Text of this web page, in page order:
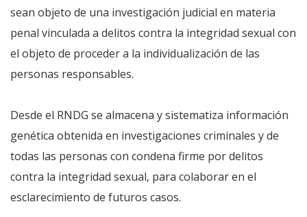
sean objeto de una investigación judicial en materia
penal vinculada a delitos contra la integridad sexual con
el objeto de proceder a la individualización de las
personas responsables.
Desde el RNDG se almacena y sistematiza información
genética obtenida en investigaciones criminales y de
todas las personas con condena firme por delitos
contra la integridad sexual, para colaborar en el
esclarecimiento de futuros casos.